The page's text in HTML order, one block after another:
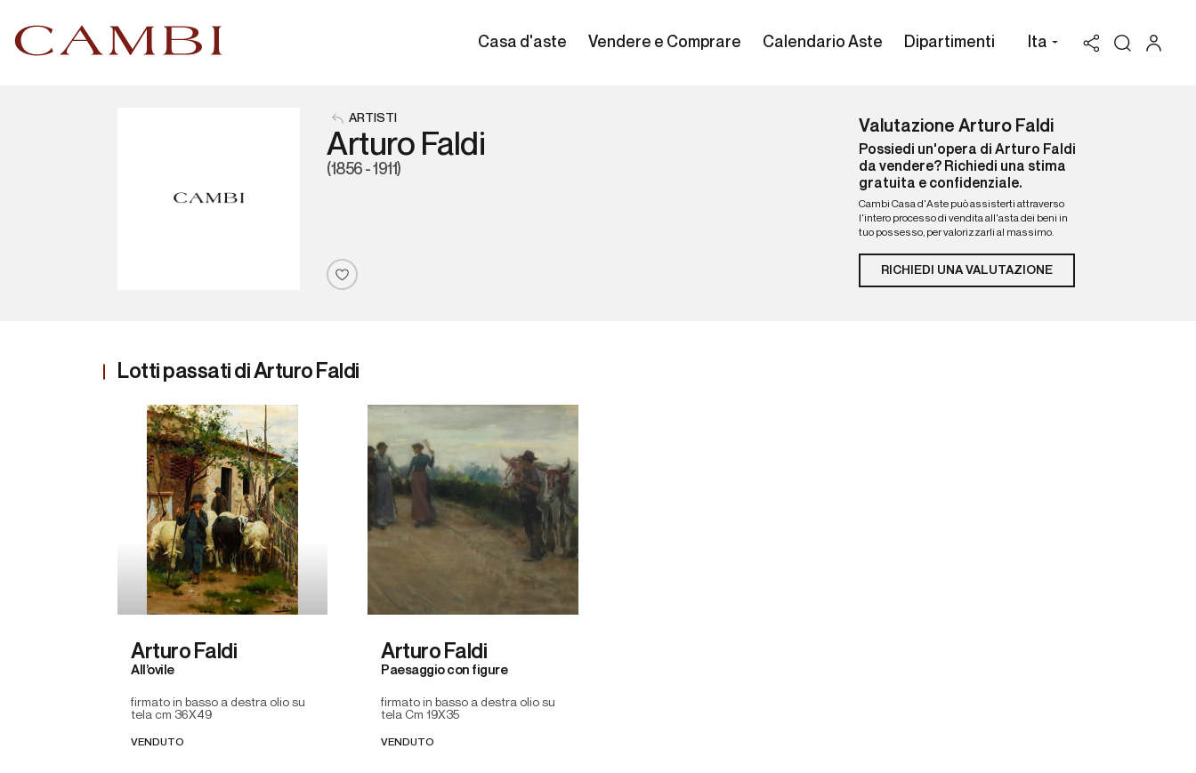
Casa d'aste Vendere e Comprare Calendario Aste Dipartimenti Ita
ARTISTI
Arturo Faldi
(1856 - 1911)
Valutazione Arturo Faldi
Possiedi un'opera di Arturo Faldi
da vendere? Richiedi una stima
gratuita e confidenziale.
Cambi Casa d'Aste può assisterti attraverso
l'intero processo di vendita all'asta dei beni in
tuo possesso, per valorizzarli al massimo.
RICHIEDI UNA VALUTAZIONE
Lotti passati di Arturo Faldi
Arturo Faldi
All’ovile
firmato in basso a destra olio su
tela cm 36X49
VENDUTO
Arturo Faldi
Paesaggio con figure
firmato in basso a destra olio su
tela Cm 19X35
VENDUTO